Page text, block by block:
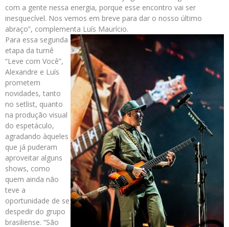
com a gente nessa energia, porque esse encontro vai ser
inesquecível. Nos vemos em breve para dar o nosso último
abraço”, complementa Luís Maurício.
Para essa segunda
etapa da turnê
“Leve com Você”,
Alexandre e Luís
prometem
novidades, tanto
no setlist, quanto
na produção visual
do espetáculo,
agradando àqueles
que já puderam
aproveitar alguns
shows, como
quem ainda não
teve a
oportunidade de se
despedir do grupo
brasiliense. “São